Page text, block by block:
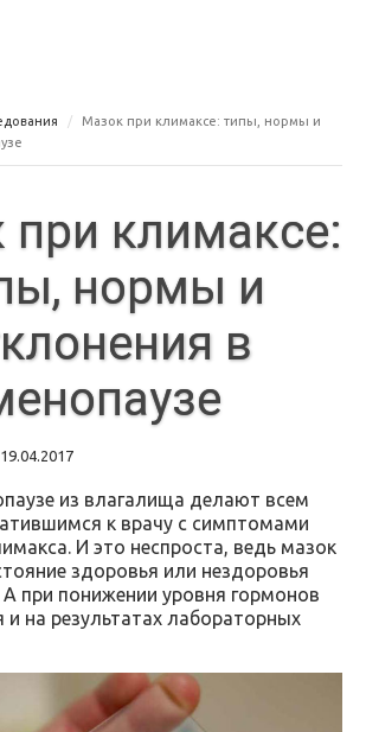
Мазок при климаксе: типы, нормы и
климаксе:
нормы и
в
из влагалища делают всем
к врачу с симптомами
И это неспроста, ведь мазок
здоровья или нездоровья
при понижении уровня гормонов
и на результатах лабораторных